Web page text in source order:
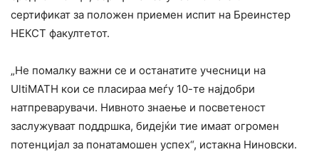
сертификат за положен приемен испит на Бреинстер
НЕКСТ факултетот.
„Не помалку важни се и останатите учесници на
UltiMATH кои се пласираа меѓу 10-те најдобри
натпреварувачи. Нивното знаење и посветеност
заслужуваат поддршка, бидејќи тие имаат огромен
потенцијал за понатамошен успех“, истакна Ниновски.